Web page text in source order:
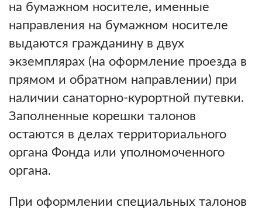
на бумажном носителе, именные
направления на бумажном носителе
выдаются гражданину в двух
экземплярах (на оформление проезда в
прямом и обратном направлении) при
наличии санаторно-курортной путевки.
Заполненные корешки талонов
остаются в делах территориального
органа Фонда или уполномоченного
органа.
При оформлении специальных талонов